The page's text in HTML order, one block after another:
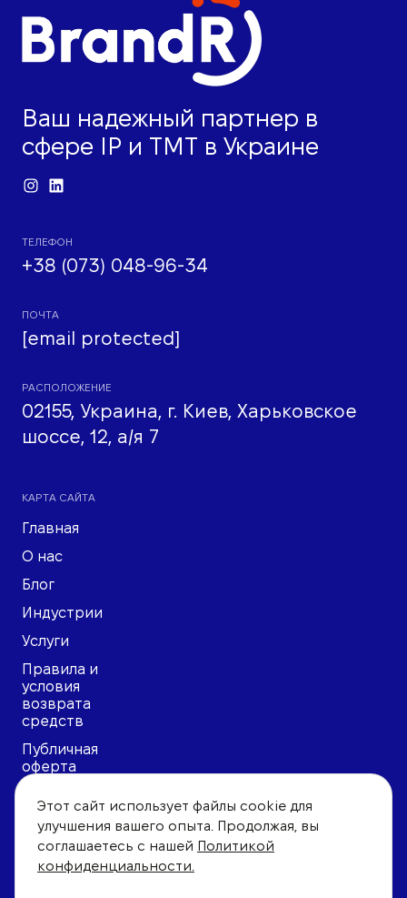
Ваш надежный партнер в
сфере IP и ТМТ в Украине
ТЕЛЕФОН
+38 (073) 048-96-34
ПОЧТА
[email protected]
РАСПОЛОЖЕНИЕ
02155, Украина, г. Киев, Харьковское
шоссе, 12, а/я 7
КАРТА САЙТА
Главная
О нас
Блог
Индустрии
Услуги
Правила и
условия
возврата
средств
Публичная
оферта
конфиденциальности
Пользовательское
соглашение
Этот сайт использует файлы cookie для
улучшения вашего опыта. Продолжая, вы
соглашаетесь с нашей Политикой
конфиденциальности.